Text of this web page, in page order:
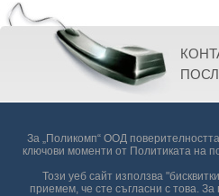
За „Поликомп“ ООД
ключови моменти от Политиката на
Този уеб сайт използва
приемем, че сте съгласни с това.